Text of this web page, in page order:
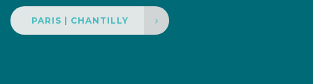
PARIS | CHANTILLY